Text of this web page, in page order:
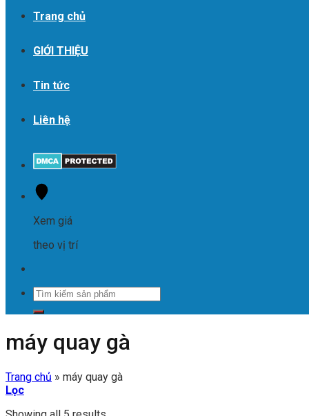
Trang chủ
GIỚI THIỆU
Tin tức
Liên hệ
Xem giá
theo vị trí
Tìm
kiếm:
máy quay gà
Trang chủ » máy quay gà
Lọc